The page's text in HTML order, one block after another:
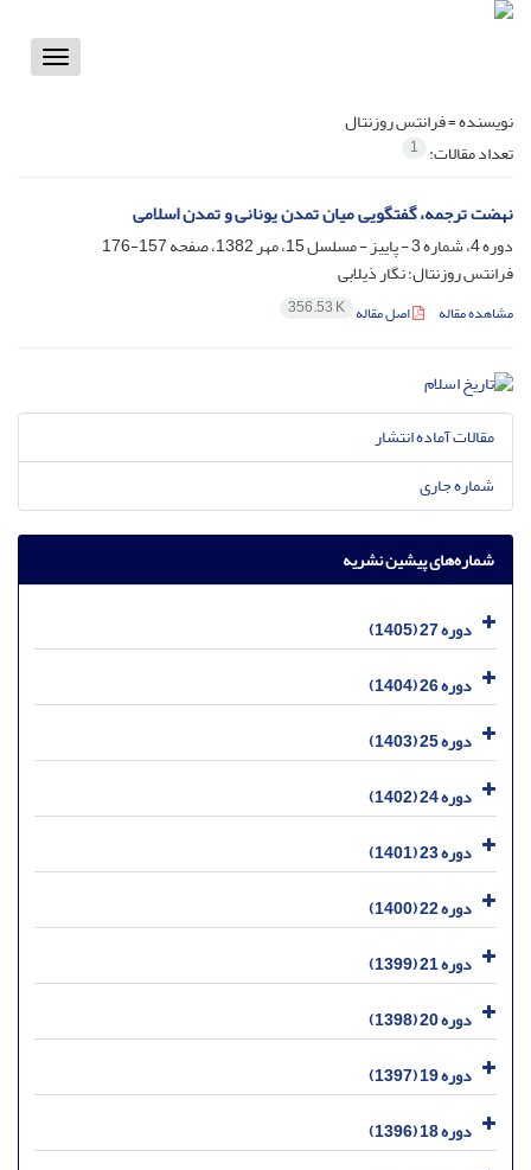
Toggle
نویسنده =فرانتس روزنتال
تعداد مقالات: 1
نهضت ترجمه، گفتگویى میان تمدن یونانى و تمدن اسلامى
دوره 4، شماره 3 - پاییز - مسلسل 15، مهر 1382، صفحه
157-176
فرانتس روزنتال؛ نگار ذیلابی
مشاهده مقاله اصل مقاله 356.53 K
مقالات آماده انتشار
شماره جاری
شماره‌های پیشین نشریه
دوره 27 (1405)
دوره 26 (1404)
دوره 25 (1403)
دوره 24 (1402)
دوره 23 (1401)
دوره 22 (1400)
دوره 21 (1399)
دوره 20 (1398)
دوره 19 (1397)
دوره 18 (1396)